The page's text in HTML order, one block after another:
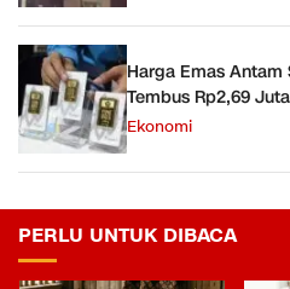
Harga Emas
Tembus Rp2,69
Ekonomi
PERLU UNTUK DIBACA